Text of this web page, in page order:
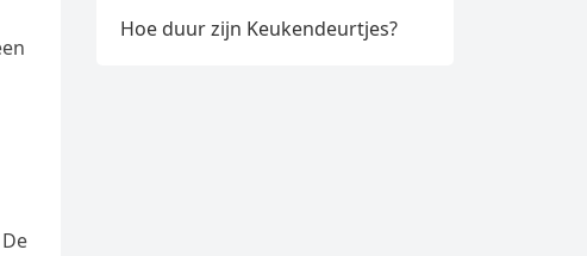
Hoe duur zijn Keukendeurtjes?